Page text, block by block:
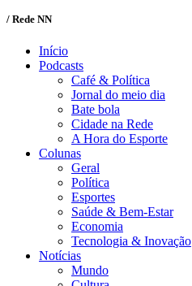
/ Rede NN
Início
Podcasts
Café & Política
Jornal do meio dia
Bate bola
Cidade na Rede
A Hora do Esporte
Colunas
Geral
Política
Esportes
Saúde & Bem-Estar
Economia
Tecnologia & Inovação
Notícias
Mundo